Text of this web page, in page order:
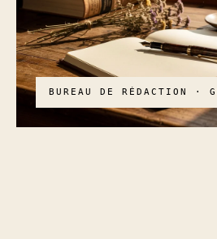
BUREAU DE RÉDACTION ·